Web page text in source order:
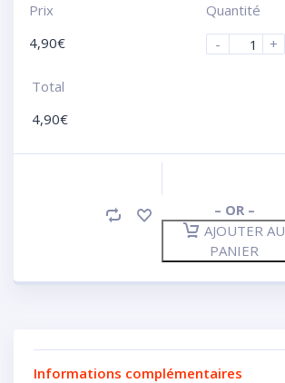
Prix
4,90€
Quantité
-
+
Total
4,90€
– OR –
AJOUTER AU
PANIER
Informations complémentaires